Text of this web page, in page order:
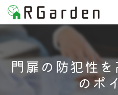
門扉の防犯性
のポ